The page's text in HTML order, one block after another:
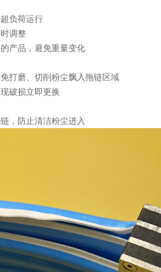
负荷运行
调整
产品，避免重量变化
打磨、切削粉尘飘入拖链区域
破损立即更换
，防止清洁粉尘进入